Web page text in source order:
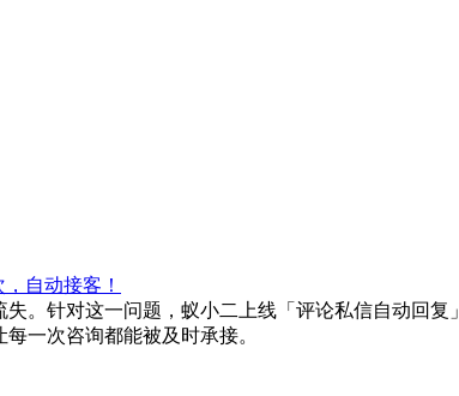
自动接客！
。针对这一问题，蚁小二上线「评论私信自动回
一次咨询都能被及时承接。